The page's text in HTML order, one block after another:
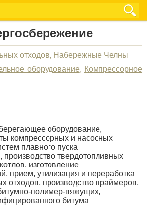
отходов, Набережные Челны
оборудование, Компрессорное
оборудование,
компрессорных и насосных
плавного пуска
производство твердотопливных
изготовление
прием, утилизация и переработка
отходов, производство праймеров,
полимер-вяжущих,
битума